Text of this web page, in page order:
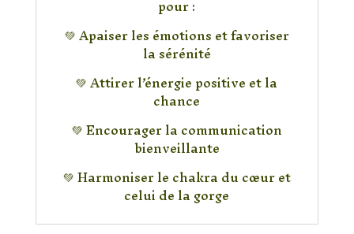
pour :
💚 Apaiser les émotions et favoriser
la sérénité
💚 Attirer l’énergie positive et la
chance
💚 Encourager la communication
bienveillante
💚 Harmoniser le chakra du cœur et
celui de la gorge